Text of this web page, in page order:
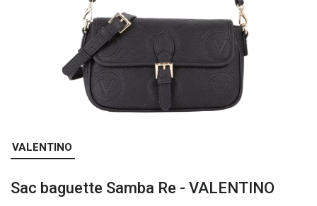
Skip
to
beginning
VALENTINO
Sac baguette Samba Re - VALENTINO